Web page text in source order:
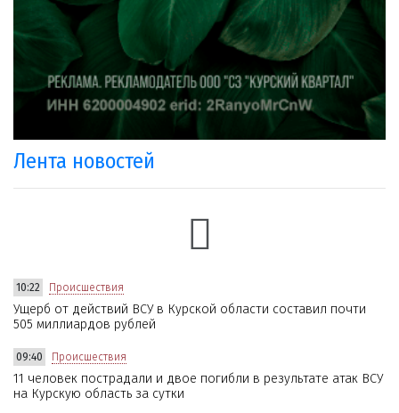
Лента новостей
10:22 Происшествия
Ущерб от действий ВСУ в Курской области составил почти
505 миллиардов рублей
09:40 Происшествия
11 человек пострадали и двое погибли в результате атак ВСУ
на Курскую область за сутки